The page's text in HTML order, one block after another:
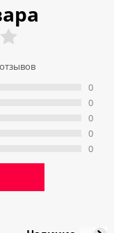
0
0
0
0
0